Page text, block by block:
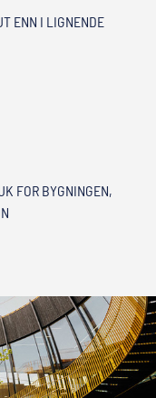
ENN I LIGNENDE
FOR BYGNINGEN,